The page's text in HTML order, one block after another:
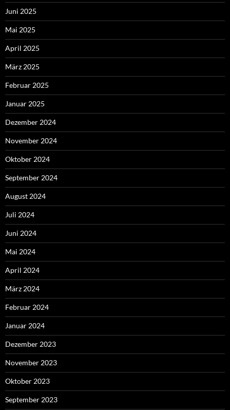
Juni 2025
Mai 2025
April 2025
März 2025
Februar 2025
Januar 2025
Dezember 2024
November 2024
Oktober 2024
September 2024
August 2024
Juli 2024
Juni 2024
Mai 2024
April 2024
März 2024
Februar 2024
Januar 2024
Dezember 2023
November 2023
Oktober 2023
September 2023